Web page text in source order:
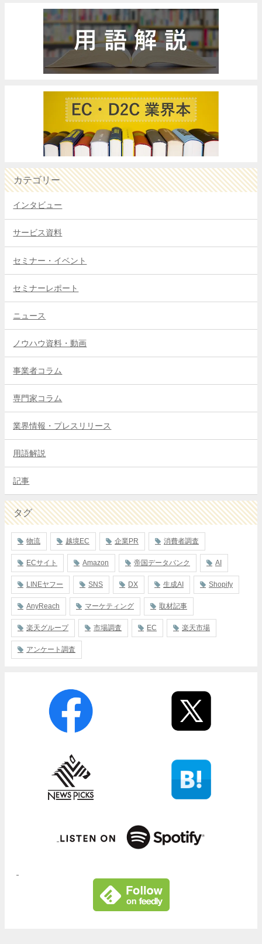
カテゴリー
インタビュー
サービス資料
セミナー・イベント
セミナーレポート
ニュース
ノウハウ資料・動画
事業者コラム
専門家コラム
業界情報・プレスリリース
用語解説
記事
タグ
物流 越境EC 企業PR 消費者調査
ECサイト Amazon 帝国データバンク AI
LINEヤフー SNS DX 生成AI Shopify
AnyReach マーケティング 取材記事
楽天グループ 市場調査 EC 楽天市場
アンケート調査